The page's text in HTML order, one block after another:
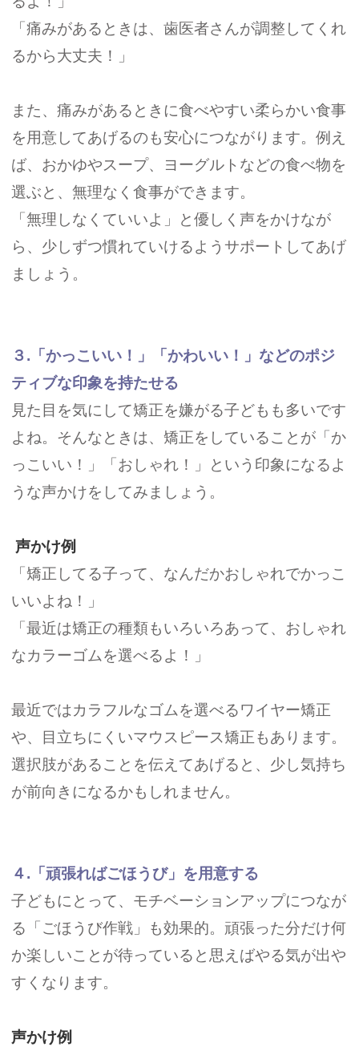
「痛みがあるときは、歯医者さんが調整してくれ
るから大丈夫！」
また、痛みがあるときに食べやすい柔らかい食事
を用意してあげるのも安心につながります。例え
ば、おかゆやスープ、ヨーグルトなどの食べ物を
選ぶと、無理なく食事ができます。
「無理しなくていいよ」と優しく声をかけなが
ら、少しずつ慣れていけるようサポートしてあげ
ましょう。
３.「かっこいい！」「かわいい！」などのポジ
ティブな印象を持たせる
見た目を気にして矯正を嫌がる子どもも多いです
よね。そんなときは、矯正をしていることが「か
っこいい！」「おしゃれ！」という印象になるよ
うな声かけをしてみましょう。
声かけ例
「矯正してる子って、なんだかおしゃれでかっこ
いいよね！」
「最近は矯正の種類もいろいろあって、おしゃれ
なカラーゴムを選べるよ！」
最近ではカラフルなゴムを選べるワイヤー矯正
や、目立ちにくいマウスピース矯正もあります。
選択肢があることを伝えてあげると、少し気持ち
が前向きになるかもしれません。
４.「頑張ればごほうび」を用意する
子どもにとって、モチベーションアップにつなが
る「ごほうび作戦」も効果的。頑張った分だけ何
か楽しいことが待っていると思えばやる気が出や
すくなります。
声かけ例